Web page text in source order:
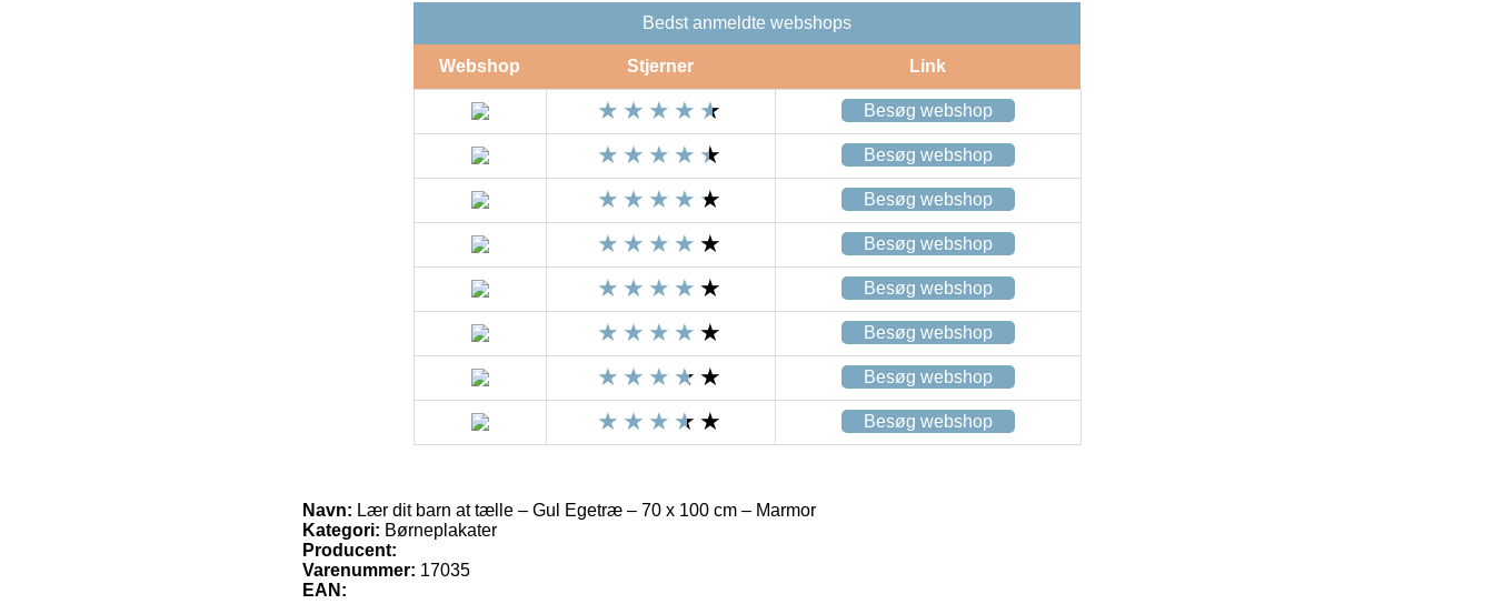
Bedst anmeldte webshops
Webshop Stjerner Link
Besøg webshop
Besøg webshop
Besøg webshop
Besøg webshop
Besøg webshop
Besøg webshop
Besøg webshop
Besøg webshop
Navn: Lær dit barn at tælle – Gul Egetræ – 70 x 100 cm – Marmor
Kategori: Børneplakater
Producent:
Varenummer: 17035
EAN: